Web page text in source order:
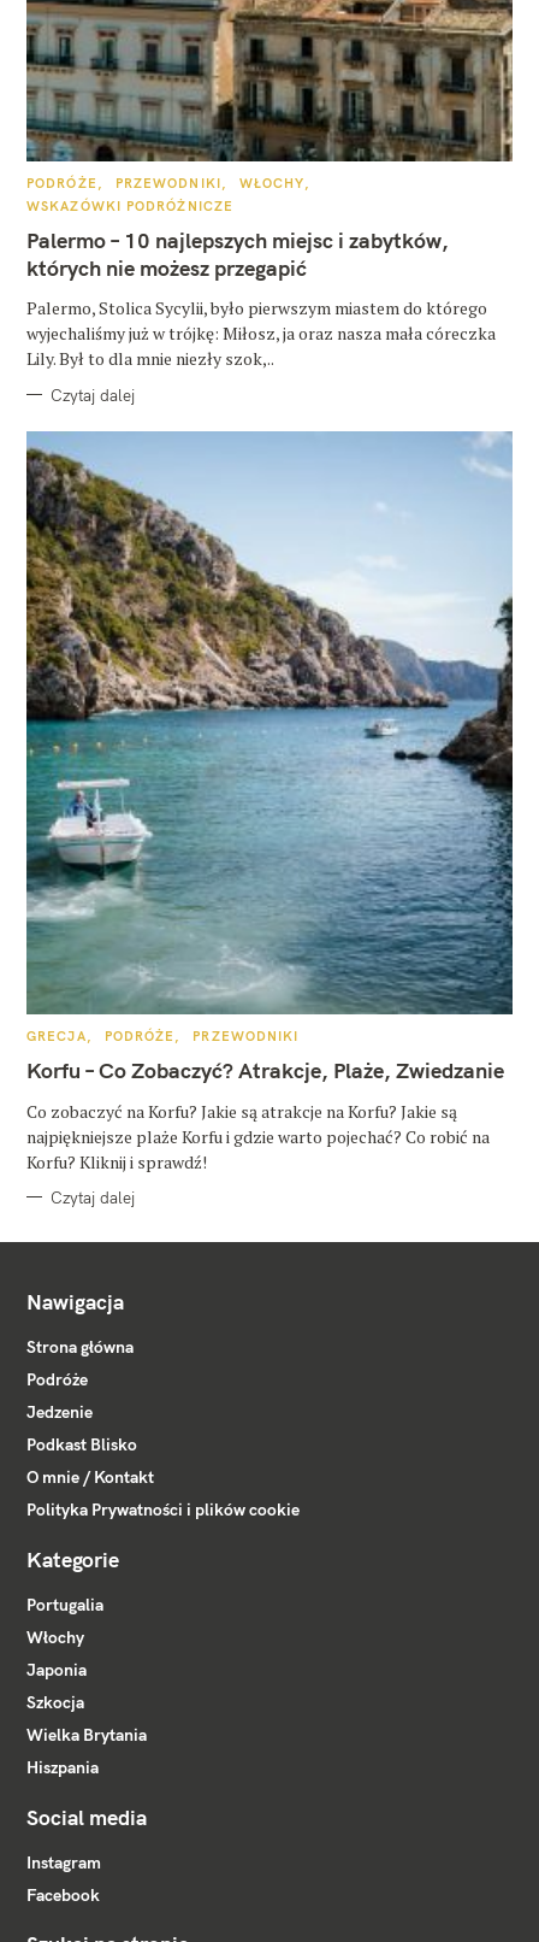
K
T
G
R
PODRÓŻE PRZEWODNIKI
WŁOCHY
WSKAZÓWKI PODRÓŻNICZE
Palermo – 10 najlepszych miejsc i zabytków,
których nie możesz przegapić
Palermo, Stolica Sycylii, było pierwszym miastem do którego
wyjechaliśmy już w trójkę: Miłosz, ja oraz nasza mała córeczka
Lily. Był to dla mnie niezły szok,..
Czytaj dalej
K
T
E
O
R
I
GRECJA PODRÓŻE PRZEWODNIKI
Korfu – Co Zobaczyć? Atrakcje, Plaże, Zwiedzanie
Co zobaczyć na Korfu? Jakie są atrakcje na Korfu? Jakie są
najpiękniejsze plaże Korfu i gdzie warto pojechać? Co robić na
Korfu? Kliknij i sprawdź!
Czytaj dalej
Nawigacja
Strona główna
Podróże
Jedzenie
Podkast Blisko
O mnie / Kontakt
Polityka Prywatności i plików cookie
Kategorie
Portugalia
Włochy
Japonia
Szkocja
Wielka Brytania
Hiszpania
Social media
Instagram
Facebook